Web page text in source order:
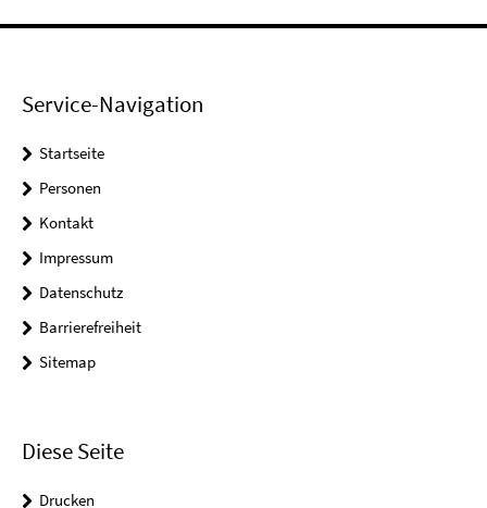
Service-Navigation
Startseite
Personen
Kontakt
Impressum
Datenschutz
Barrierefreiheit
Sitemap
Diese Seite
Drucken